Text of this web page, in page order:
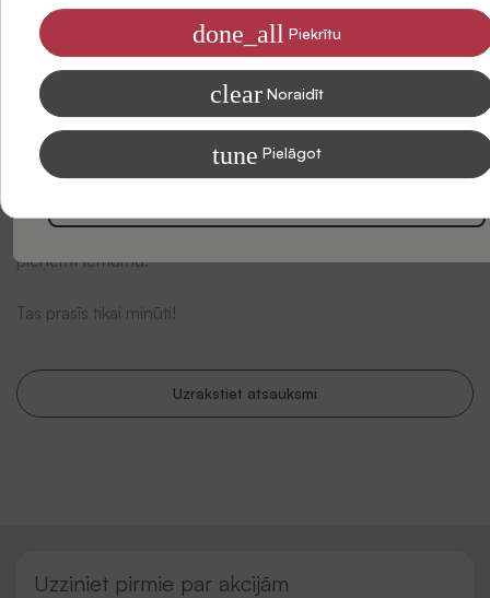
viedoklis mums ir ļoti svarīgs un var palīdzēt citiem klientiem
pieņemt lēmumu.
Tas prasīs tikai minūti!
Uzrakstiet atsauksmi
Uzziniet pirmie par akcijām
Piekrītu saņemt SIDONAS jaunumus savā e-pastā
Informāciju par to, kā apstrādājam Jūsu datus mārketinga nolūkiem,
lasiet mūsu Privātuma politikā
done_all Piekrītu
clear Noraidīt
tune Pielāgot